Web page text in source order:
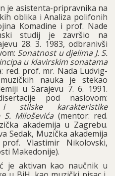
je asistenta-pripravnika na
oblika i Analiza polifonih
Komadine i prof. Nade
studij je završio na
28. 3. 1983, odbranivši
Sonatnost u djelima J. S.
u klavirskim sonatama
red. prof. mr. Nada Ludvig-
nauka je stekao
u Sarajevu 7. 6. 1991.
pod naslovom:
i stilske karakteristike
Miloševića (mentor: red.
akademija u Zagrebu.
Sedak, Muzička akademija
Vlastimir Nikolovski,
Makedonije).
kao naučnik u